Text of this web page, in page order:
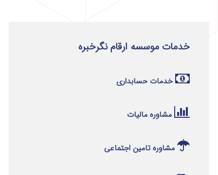
خدمات موسسه ارقام نگرخبره
خدمات حسابداری
مشاوره مالیات
مشاوره تامین اجتماعی